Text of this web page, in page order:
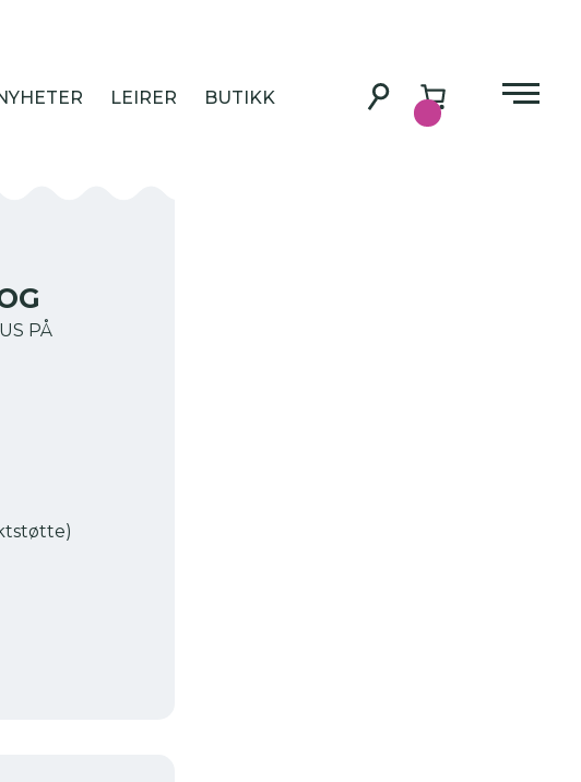
BUTIKK
LEIRER
PÅ